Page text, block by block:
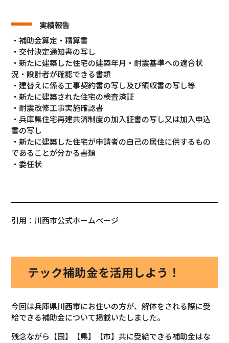
実績報告
・補助金算定・精算書
・交付決定通知書の写し
・新たに建築した住宅の建築年月・耐震基準への適合状
況・設計者が確認できる書類
・建替えに係る工事契約書の写し及び領収書の写し等
・新たに建築された住宅の検査済証
・耐震改修工事実施確認書
・兵庫県住宅再建共済制度の加入証書の写し又は加入申込
書の写し
・新たに建築した住宅が申請者の自己の居住に供するもの
であることが分かる書類
・委任状
引用：川西市公式ホームページ
テック補助金を活用しよう！
今回は兵庫県川西市にお住いの方が、解体をされる際に受
給できる補助金について掲載いたしました。
残念ながら【国】【県】【市】共に受給できる補助金はな